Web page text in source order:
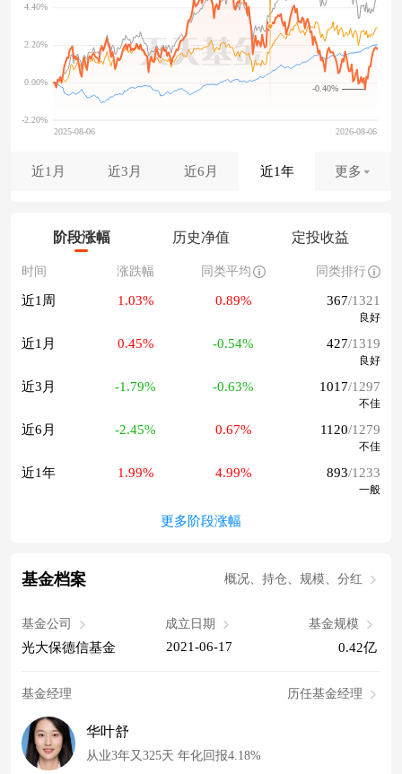
-0.40%
近1月 近3月 近6月 近1年 更多
阶段涨幅 历史净值 定投收益
时间 涨跌幅 同类平均 同类排行
近1周 1.03% 0.89% 367/1321
良好
近1月 0.45% -0.54% 427/1319
良好
近3月 -1.79% -0.63% 1017/1297
不佳
近6月 -2.45% 0.67% 1120/1279
不佳
近1年 1.99% 4.99% 893/1233
一般
更多阶段涨幅
基金档案 概况、持仓、规模、分红
基金公司
光大保德信基金
成立日期
2021-06-17
基金规模
0.42亿
基金经理 历任基金经理
华叶舒
从业3年又325天 年化回报4.18%